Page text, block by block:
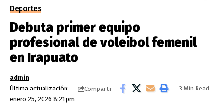
Deportes
Debuta primer equipo
profesional de voleibol femenil
en Irapuato
Última actualización:
enero 25, 2026 8:21 pm
admin
Compartir
3 Min Read